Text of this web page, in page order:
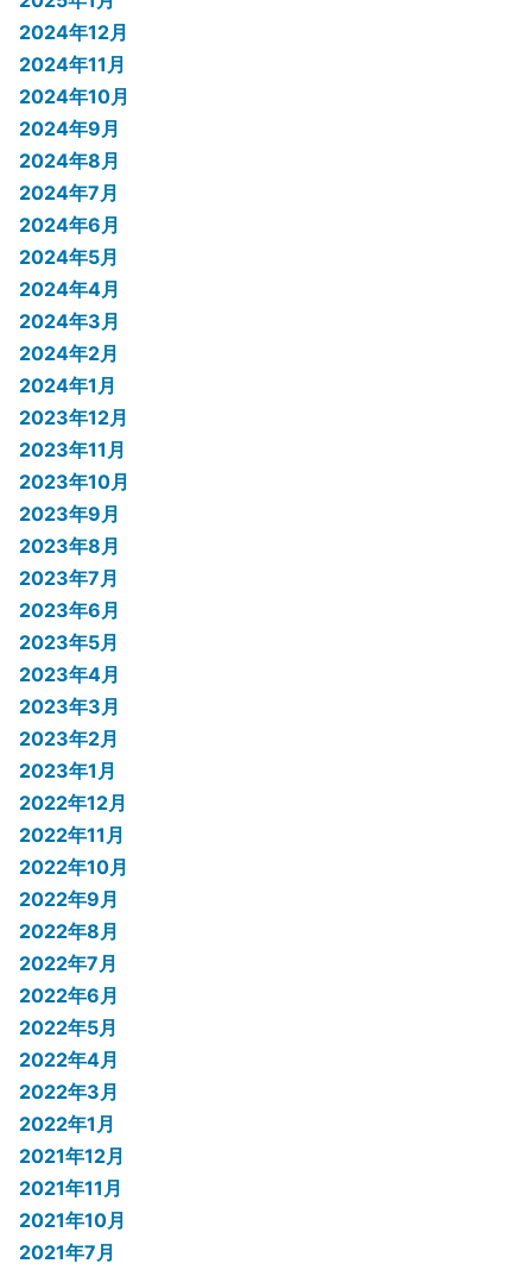
2024年12月
2024年11月
2024年10月
2024年9月
2024年8月
2024年7月
2024年6月
2024年5月
2024年4月
2024年3月
2024年2月
2024年1月
2023年12月
2023年11月
2023年10月
2023年9月
2023年8月
2023年7月
2023年6月
2023年5月
2023年4月
2023年3月
2023年2月
2023年1月
2022年12月
2022年11月
2022年10月
2022年9月
2022年8月
2022年7月
2022年6月
2022年5月
2022年4月
2022年3月
2022年1月
2021年12月
2021年11月
2021年10月
2021年7月